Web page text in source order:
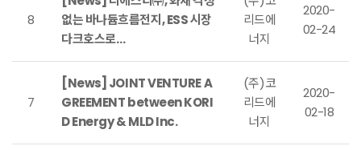
8
없는 바나듐흐름전지, ESS 시장
다크호스로…
리드에
너지
2020-
02-24
7
[News] JOINT VENTURE A
GREEMENT between KORI
D Energy & MLD Inc.
(주)코
리드에
너지
2020-
02-18